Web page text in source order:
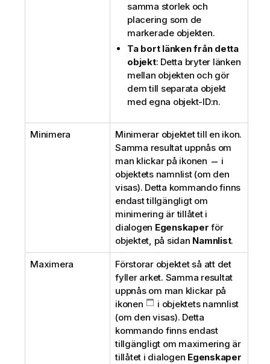
samma storlek och
placering som de
markerade objekten.
Ta bort länken från detta
objekt: Detta bryter länken
mellan objekten och gör
dem till separata objekt
med egna objekt-ID:n.
Minimera
Minimerar objektet till en ikon.
Samma resultat uppnås om
man klickar på ikonen
i
objektets namnlist (om den
visas). Detta kommando finns
endast tillgängligt om
minimering är tillåtet i
dialogen Egenskaper för
objektet, på sidan Namnlist.
Maximera
Förstorar objektet så att det
fyller arket. Samma resultat
uppnås om man klickar på
ikonen
i objektets namnlist
(om den visas). Detta
kommando finns endast
tillgängligt om maximering är
tillåtet i dialogen Egenskaper